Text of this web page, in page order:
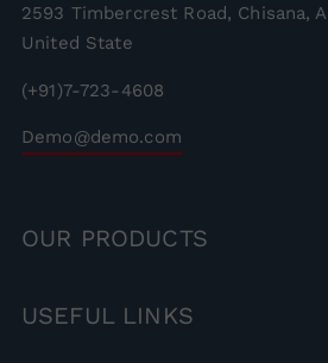
2593 Timbercrest Road, Chisana,
United State
(+91)7-723-4608
Demo@demo.com
OUR PRODUCTS
USEFULLINKS